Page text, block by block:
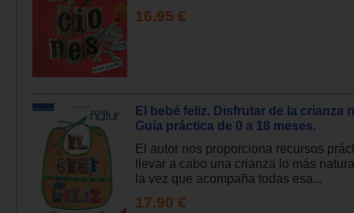
16.95 €
El bebé feliz. Disfrutar de la crianza
Guía práctica de 0 a 18 meses.
El autor nos proporciona recursos
llevar a cabo una crianza lo más
la vez que acompaña todas esa...
17.90 €